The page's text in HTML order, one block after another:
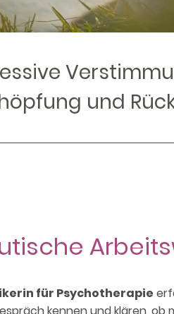
und
für Psychotherapie
kennen und klären,